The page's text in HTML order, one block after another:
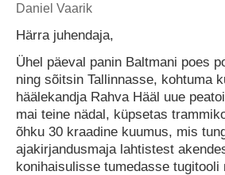
Daniel Vaarik
Härra juhendaja,
Ühel päeval panin Baltmani poes
ning sõitsin Tallinnasse, kohtuma
häälekandja Rahva Hääl uue
mai teine nädal, küpsetas
õhku 30 kraadine kuumus, mis
ajakirjandusmaja lahtistest
konihaisulisse tumedasse